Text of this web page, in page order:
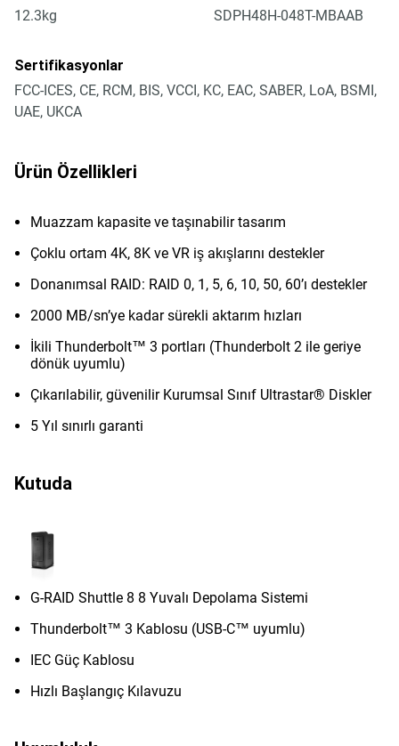
12.3kg
SDPH48H-048T-MBAAB
Sertifikasyonlar
FCC-ICES, CE, RCM, BIS, VCCI, KC, EAC, SABER, LoA, BSMI,
UAE, UKCA
Ürün Özellikleri
Muazzam kapasite ve taşınabilir tasarım
Çoklu ortam 4K, 8K ve VR iş akışlarını destekler
Donanımsal RAID: RAID 0, 1, 5, 6, 10, 50, 60’ı destekler
2000 MB/sn’ye kadar sürekli aktarım hızları
İkili Thunderbolt™ 3 portları (Thunderbolt 2 ile geriye
dönük uyumlu)
Çıkarılabilir, güvenilir Kurumsal Sınıf Ultrastar® Diskler
5 Yıl sınırlı garanti
Kutuda
G-RAID Shuttle 8 8 Yuvalı Depolama Sistemi
Thunderbolt™ 3 Kablosu (USB-C™ uyumlu)
IEC Güç Kablosu
Hızlı Başlangıç Kılavuzu